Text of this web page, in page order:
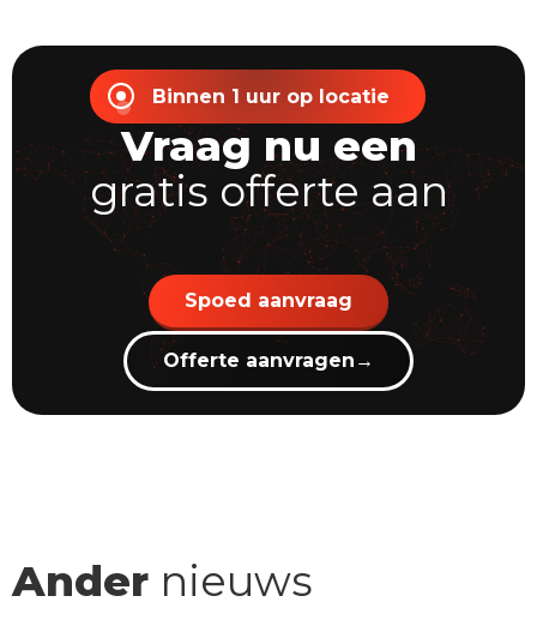
Binnen 1 uur op locatie
Vraag nu een
gratis offerte aan
Spoed aanvraag
Offerte aanvragen →
Ander nieuws